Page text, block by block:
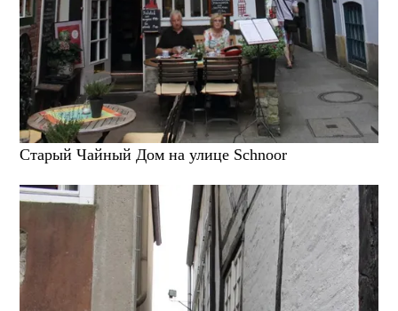
Старый Чайный Дом на улице Schnoor